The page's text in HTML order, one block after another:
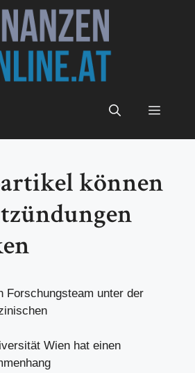
Menü
können
Forschungsteam unter der
Wien hat einen